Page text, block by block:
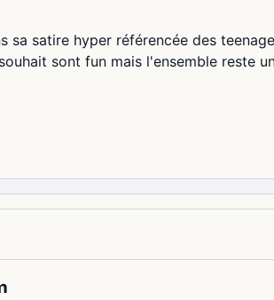
sa satire hyper référencée des
sont fun mais l'ensemble reste